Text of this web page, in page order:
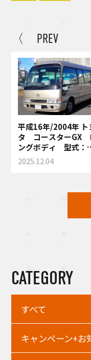
〈 PREV
平成16年/2004年 ト
タ コースターGX
ングボディ 型式：
XZB50 AT車 買い
りさせて頂きました！
2025.12.04
CATEGORY
すべて
キャンペーン+お